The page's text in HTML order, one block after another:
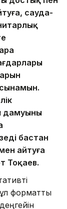
сауда-
бастан
айтуға
Тоқаев.
форматты